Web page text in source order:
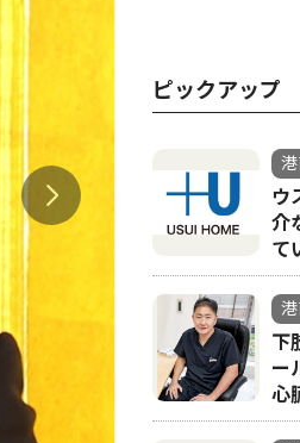
ピックアップ
ウ
介
て
下
ー
心